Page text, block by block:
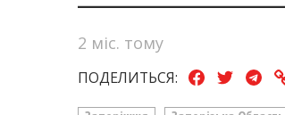
2 міс. тому
ПОДЕЛИТЬСЯ: